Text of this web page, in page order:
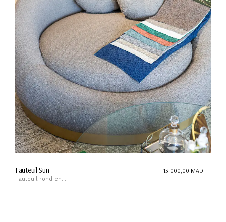
Fauteuil Sun
Fauteuil rond en...
13.000,00 MAD